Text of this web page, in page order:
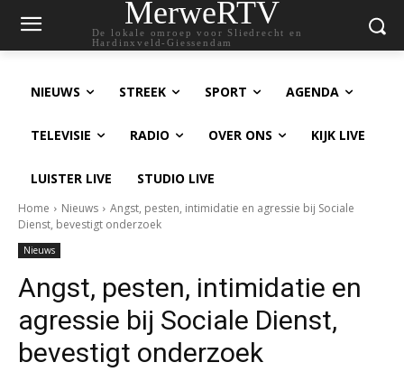
MerweRTV
De lokale omroep voor Sliedrecht en
Hardinxveld-Giessendam
NIEUWS STREEK SPORT AGENDA
TELEVISIE RADIO OVER ONS KIJK LIVE
LUISTER LIVE STUDIO LIVE
Home Nieuws
Angst, pesten, intimidatie en agressie bij Sociale
Dienst, bevestigt onderzoek
Nieuws
Angst, pesten, intimidatie en
agressie bij Sociale Dienst,
bevestigt onderzoek